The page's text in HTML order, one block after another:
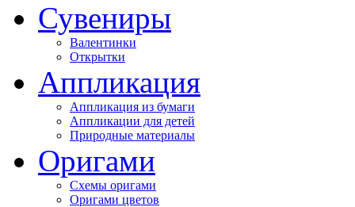
Сувениры
Валентинки
Открытки
Аппликация
Аппликация из бумаги
Аппликации для детей
Природные материалы
Оригами
Схемы оригами
Оригами цветов